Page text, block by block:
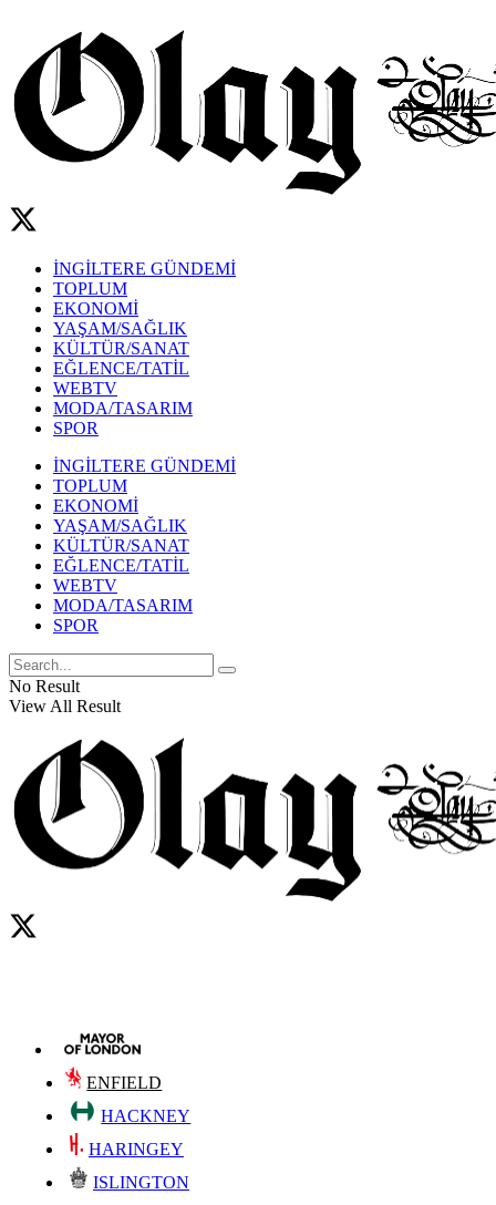
İNGİLTERE GÜNDEMİ
TOPLUM
EKONOMİ
YAŞAM/SAĞLIK
KÜLTÜR/SANAT
EĞLENCE/TATİL
WEBTV
MODA/TASARIM
SPOR
İNGİLTERE GÜNDEMİ
TOPLUM
EKONOMİ
YAŞAM/SAĞLIK
KÜLTÜR/SANAT
EĞLENCE/TATİL
WEBTV
MODA/TASARIM
SPOR
No Result
View All Result
ENFIELD
HACKNEY
HARINGEY
ISLINGTON